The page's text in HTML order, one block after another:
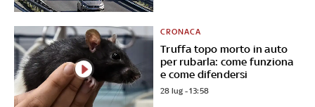
Truffa topo morto in auto
per rubarla: come funziona
e come difendersi
CRONACA
28 lug - 13:58